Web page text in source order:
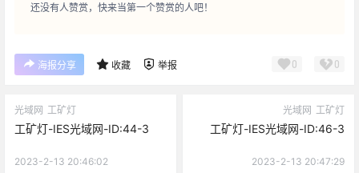
还没有人赞赏，快来当第一个赞赏的人吧！
海报分享 收藏 举报 0 0
光域网 工矿灯
工矿灯-IES光域网-ID:44-3
2023-2-13 20:46:02
光域网 工矿灯
工矿灯-IES光域网-ID:46-3
2023-2-13 20:47:29